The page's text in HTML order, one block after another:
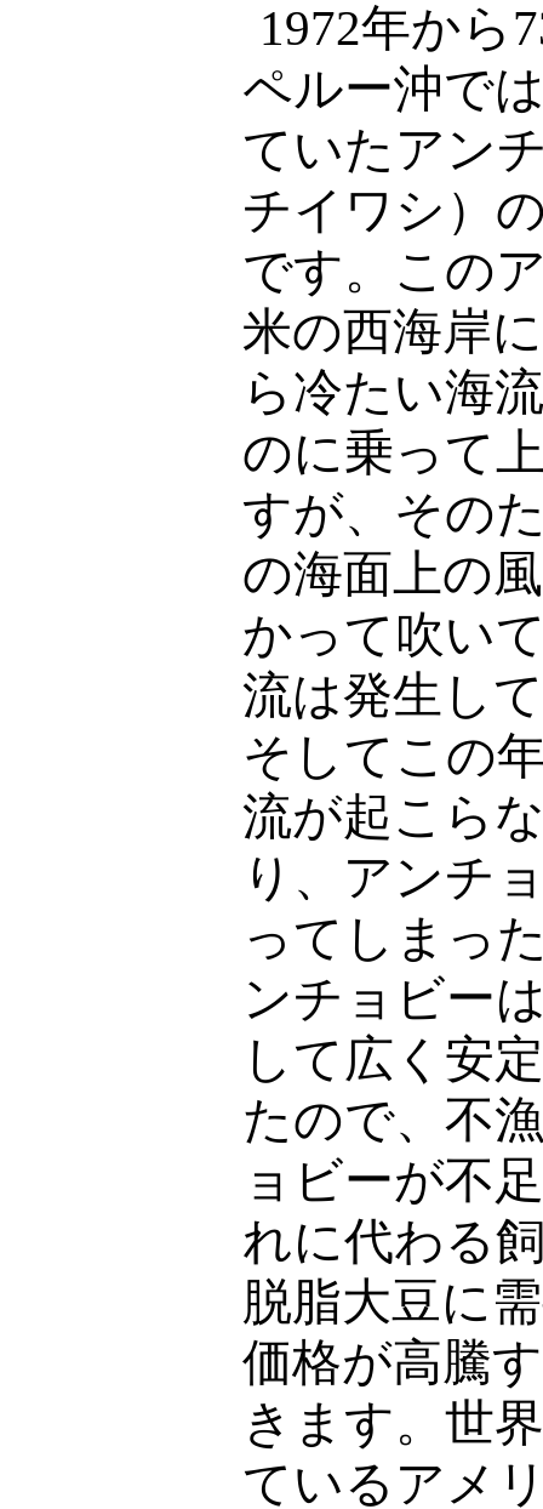
1972年から
ペルー沖で
ていたアン
チイワシ）
です。この
米の西海岸
ら冷たい海
のに乗って
すが、その
の海面上の
かって吹い
流は発生し
そしてこの
流が起こら
り、アンチ
ってしまっ
ンチョビー
して広く安
たので、不
ョビーが不
れに代わる
脱脂大豆に
価格が高騰
きます。世
ているアメ